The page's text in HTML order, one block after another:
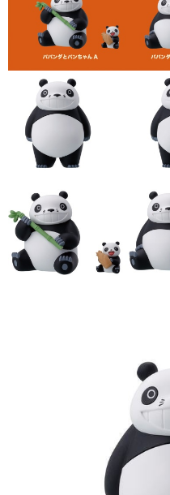
由本公司與您本人進行分期帳單
3.完整用戶服務條款，請詳閱以下
每筆NT$120，滿NT$3,000(含
預購-宅配(離島)(舊)
每筆NT$160，滿NT$3,000(含
東海門市自取，需自備購物袋
免運費